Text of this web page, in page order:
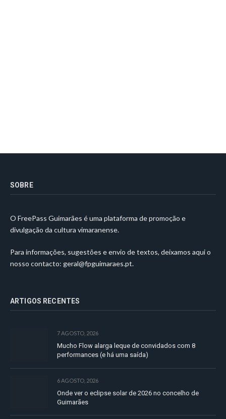
SOBRE
O FreePass Guimarães é uma plataforma de promoção e
divulgação da cultura vimaranense.
Para informações, sugestões e envio de textos, deixamos aqui o
nosso contacto: geral@fpguimaraes.pt.
ARTIGOS RECENTES
7 AGOSTO, 2026
Mucho Flow alarga leque de convidados com 8
performances (e há uma saída)
6 AGOSTO, 2026
Onde ver o eclipse solar de 2026 no concelho de
Guimarães